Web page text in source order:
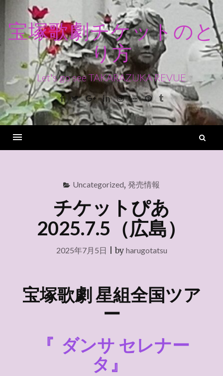
ン
ス
キ
ッ
宝塚歌劇チケットのと
り方
Let's go see TAKARAZUKA REVUE
Facebook
TwitterGoogle+LinkedinInstagram
YoutubePinterest
Tumblr
Uncategorized, 発売情報
チケットぴあ
2025.7.5（広島）
2025年7月5日 |by harugotatsu
宝塚歌劇 星組全国ツア
ー
『 ダンサ セレナー
タ』